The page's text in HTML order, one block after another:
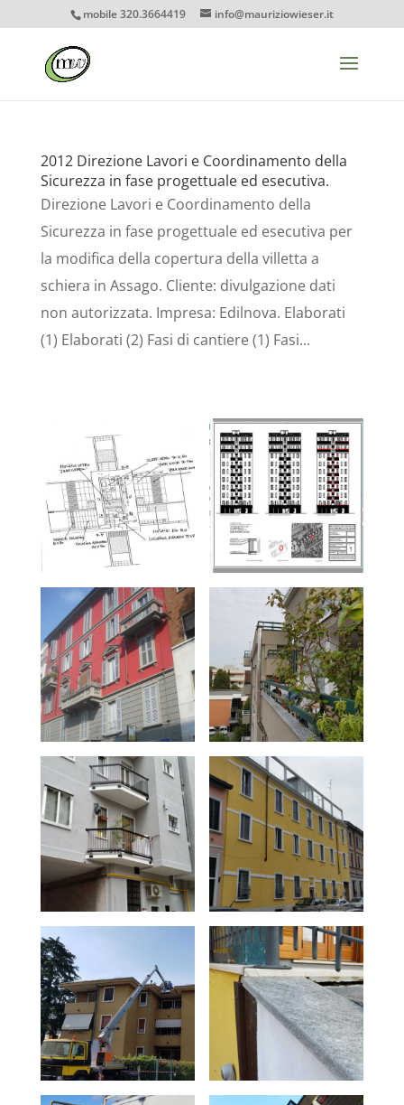
mobile 320.3664419 info@mauriziowieser.it
2012 Direzione Lavori e Coordinamento della
Sicurezza in fase progettuale ed esecutiva.
Direzione Lavori e Coordinamento della
Sicurezza in fase progettuale ed esecutiva per
la modifica della copertura della villetta a
schiera in Assago. Cliente: divulgazione dati
non autorizzata. Impresa: Edilnova. Elaborati
(1) Elaborati (2) Fasi di cantiere (1) Fasi...